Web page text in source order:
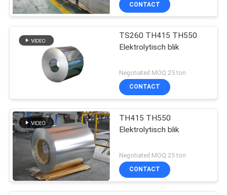
CONTACT
TS260 TH415 TH550
Elektrolytisch blik
Negotiated MOQ:25 ton
CONTACT
TH415 TH550
Elektrolytisch blik
Negotiated MOQ:25 ton
CONTACT